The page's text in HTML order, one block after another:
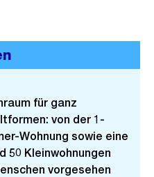
für ganz
von der 1-
Wohnung sowie eine
50 Kleinwohnungen
vorgesehen